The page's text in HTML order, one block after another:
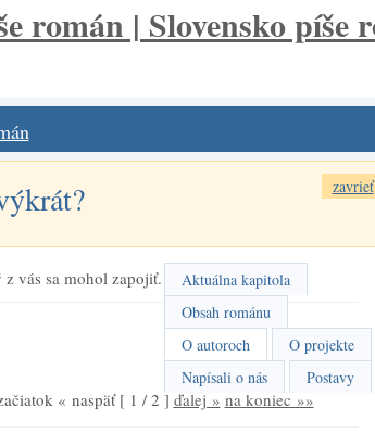
zavrieť
vás sa mohol zapojiť.
Aktuálna kapitola
Obsah románu
O autoroch
O projekte
Napísali o nás
Postavy
« naspäť [ 1 / 2 ] ďalej » na koniec »»